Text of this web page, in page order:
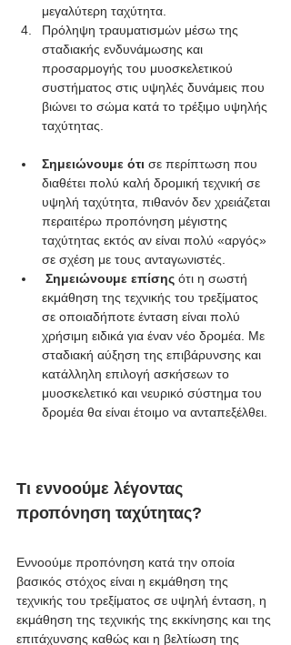
μεγαλύτερη ταχύτητα.
Πρόληψη τραυματισμών μέσω της
σταδιακής ενδυνάμωσης και
προσαρμογής του μυοσκελετικού
συστήματος στις υψηλές δυνάμεις που
βιώνει το σώμα κατά το τρέξιμο υψηλής
ταχύτητας.
Σημειώνουμε ότι σε περίπτωση που
διαθέτει πολύ καλή δρομική τεχνική σε
υψηλή ταχύτητα, πιθανόν δεν χρειάζεται
περαιτέρω προπόνηση μέγιστης
ταχύτητας εκτός αν είναι πολύ «αργός»
σε σχέση με τους ανταγωνιστές.
Σημειώνουμε επίσης ότι η σωστή
εκμάθηση της τεχνικής του τρεξίματος
σε οποιαδήποτε ένταση είναι πολύ
χρήσιμη ειδικά για έναν νέο δρομέα. Με
σταδιακή αύξηση της επιβάρυνσης και
κατάλληλη επιλογή ασκήσεων το
μυοσκελετικό και νευρικό σύστημα του
δρομέα θα είναι έτοιμο να ανταπεξέλθει.
Τι εννοούμε λέγοντας
προπόνηση ταχύτητας?
Εννοούμε προπόνηση κατά την οποία
βασικός στόχος είναι η εκμάθηση της
τεχνικής του τρεξίματος σε υψηλή ένταση, η
εκμάθηση της τεχνικής της εκκίνησης και της
επιτάχυνσης καθώς και η βελτίωση της